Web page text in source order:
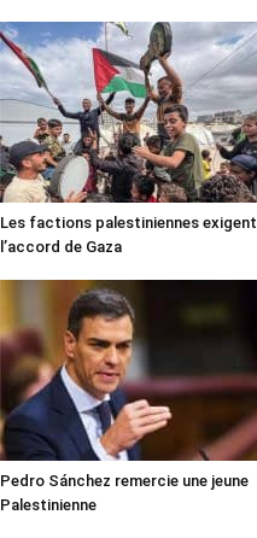
Les factions palestiniennes exigent
l’accord de Gaza
Pedro Sánchez remercie une jeune
Palestinienne